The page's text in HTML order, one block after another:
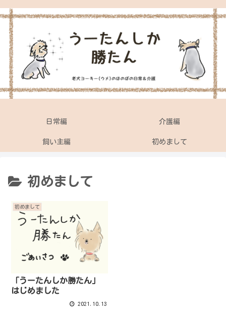
日常編 介護編
飼い主編 初めまして
初めまして
初めまして
「うーたんしか勝たん」
はじめました
2021.10.13